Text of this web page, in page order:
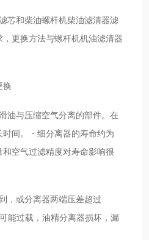
芯和柴油螺杆机柴油滤清器滤
更换方法与螺杆机机油滤清器
换
油与压缩空气分离的部件。在
间。・细分离器的寿命约为
空气过滤精度对寿命影响很
，或分离器两端压差超过
能过载，油精分离器损坏，漏